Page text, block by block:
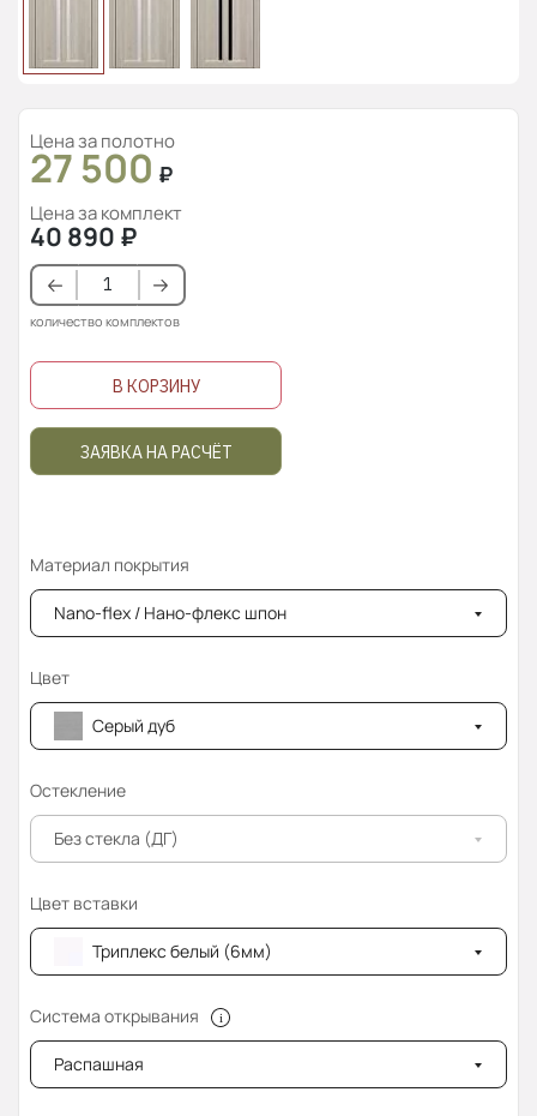
Цена за полотно
27 500 ₽
Цена за комплект
40 890 ₽
количество комплектов
В КОРЗИНУ
ЗАЯВКА НА РАСЧЁТ
Материал покрытия
Nano-flex / Нано-флекс шпон
Цвет
Серый дуб
Остекление
Без стекла (ДГ)
Цвет вставки
Триплекс белый (6мм)
Система открывания
Распашная